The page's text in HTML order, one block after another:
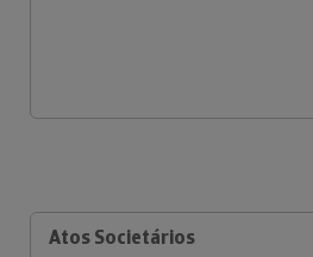
Atos Societários